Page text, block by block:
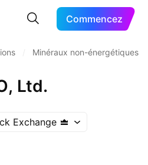
Commencez
Minéraux non-énergétiques
Ltd.
Exchange